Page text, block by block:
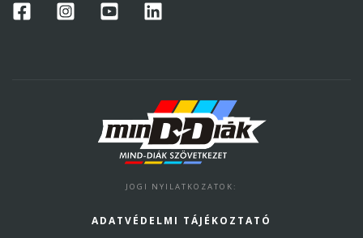
JOGI NYILATKOZATOK :
ADATVÉDELMI TÁJÉKOZTATÓ